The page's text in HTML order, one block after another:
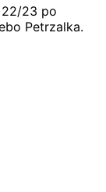
22/23 po
Petrzalka.